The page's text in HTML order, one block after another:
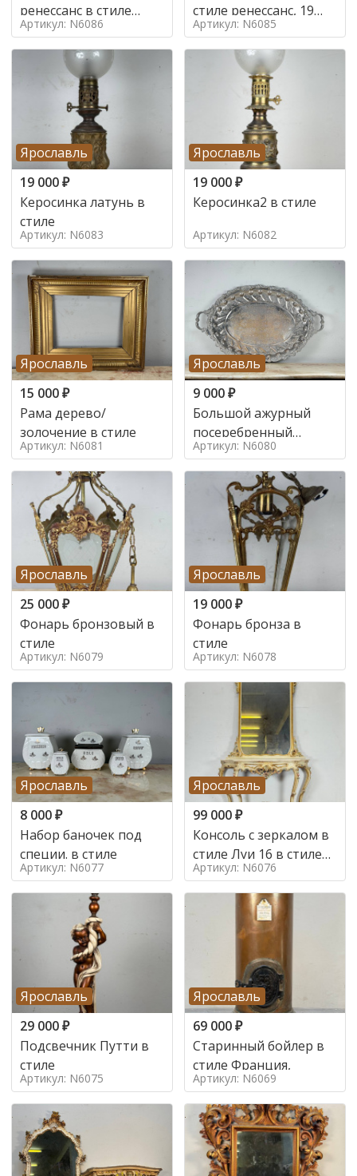
ренессанс в стиле
ренессанс,
Артикул: N6086
стиле ренессанс, 19
век
Артикул: N6085
Ярославль
19 000₽
Керосинка латунь в
стиле
Артикул: N6083
Ярославль
19 000₽
Керосинка2 в стиле
Артикул: N6082
Ярославль
15 000₽
Рама дерево/
золочение в стиле
Артикул: N6081
Ярославль
9 000₽
Большой ажурный
посеребренный
поднос в стиле
Артикул: N6080
Ярославль
25 000₽
Фонарь бронзовый в
стиле
Артикул: N6079
Ярославль
19 000₽
Фонарь бронза в
стиле
Артикул: N6078
Ярославль
8 000₽
Набор баночек под
специи. в стиле
Артикул: N6077
Ярославль
99 000₽
Консоль с зеркалом в
стиле Луи 16 в стиле
Луи 16, Италия,
Артикул: N6076
Ярославль
29 000₽
Подсвечник Путти в
стиле
Артикул: N6075
Ярославль
69 000₽
Старинный бойлер в
стиле Франция,
Артикул: N6069